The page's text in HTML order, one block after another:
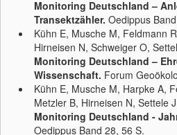
Monitoring Deutschland –
Transektzähler. Oedippus
Kühn E, Musche M, Feldmann
Hirneisen N, Schweiger O,
Monitoring Deutschland –
Wissenschaft. Forum
Kühn E, Musche M, Harpke A,
Metzler B, Hirneisen N, Settele
Monitoring Deutschland -
Oedippus Band 28, 56 S.